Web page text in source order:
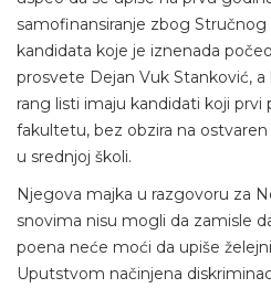
samofinansiranje zbog
kandidata koje je iznenada
prosvete Dejan Vuk Stanković,
rang listi imaju kandidati koji
fakultetu, bez obzira na
u srednjoj školi.
Njegova majka u razgovoru za
snovima nisu mogli da zamisle
poena neće moći da upiše
Uputstvom načinjena